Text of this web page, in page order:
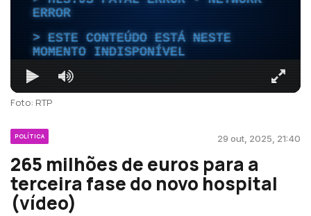
ERROR
ESTE CONTEÚDO ESTÁ NESTE
MOMENTO INDISPONÍVEL
Foto: RTP
POLÍTICA 29 out, 2025, 21:40
265 milhões de euros para a
terceira fase do novo hospital
(vídeo)